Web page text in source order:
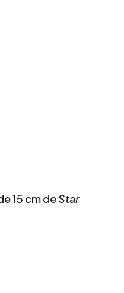
15 cm deStar